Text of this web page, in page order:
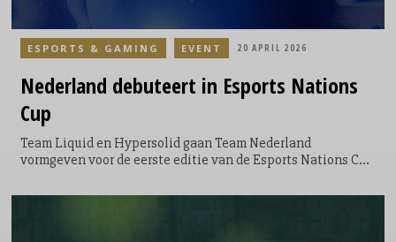
Nederland debuteert in Esports Nations
Cup
Team Liquid en Hypersolid gaan Team Nederland
vormgeven voor de eerste editie van de Esports Nations Cup
Nederlandse partijen worden verantwoordelijk voor de
ESPORTS & GAMING EVENT 20 APRIL 2026